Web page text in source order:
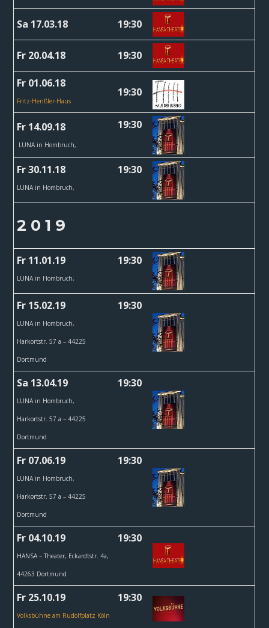
Sa 17.03.18 19:30
Fr 20.04.18 19:30
Fr 01.06.18
Fritz-Henßler-Haus
19:30
Fr 14.09.18
LUNA in Hombruch,
19:30
Fr 30.11.18
LUNA in Hombruch,
19:30
2 0 1 9
Fr 11.01.19
LUNA in Hombruch,
19:30
Fr 15.02.19
LUNA in Hombruch,
Harkortstr. 57 a – 44225
Dortmund
19:30
Sa 13.04.19
LUNA in Hombruch,
Harkortstr. 57 a – 44225
Dortmund
19:30
Fr 07.06.19
LUNA in Hombruch,
Harkortstr. 57 a – 44225
Dortmund
19:30
Fr 04.10.19
HANSA – Theater, Eckardtstr. 4a,
44263 Dortmund
19:30
Fr 25.10.19
Volksbühne am Rudolfplatz Köln
19:30